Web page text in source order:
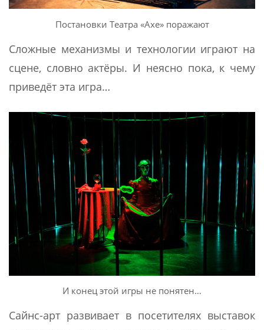
Постановки Театра «Ахе» поражают
Сложные механизмы и технологии играют на
сцене, словно актёры. И неясно пока, к чему
приведёт эта игра…
И конец этой игры не понятен…
Сайнс-арт развивает в посетителях выставок